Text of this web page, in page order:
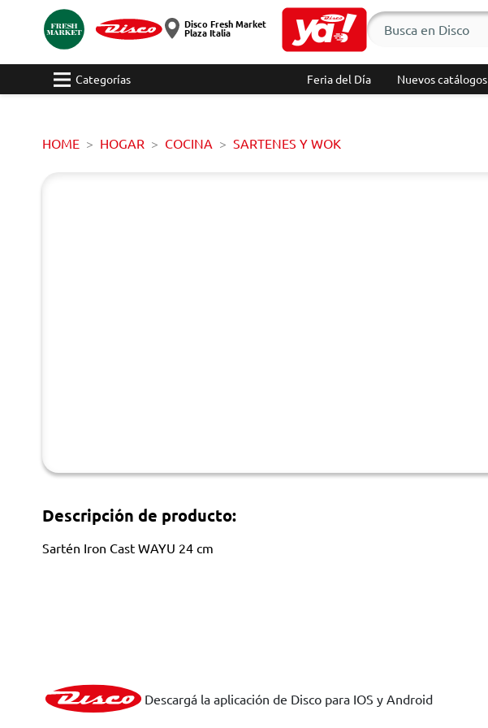
Disco Fresh Market
Plaza Italia
Categorías Feria del Día Nuevos catálogos
HOME HOGAR COCINA SARTENES Y WOK
Descripción de producto:
Sartén Iron Cast WAYU 24 cm
Descargá la aplicación de Disco para IOS y Android